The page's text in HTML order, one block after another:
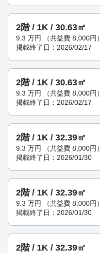
2階 / 1K / 30.63㎡
9.3 万円 （共益費 8,000円）
掲載終了日：2026/02/17
2階 / 1K / 30.63㎡
9.3 万円 （共益費 8,000円）
掲載終了日：2026/02/17
2階 / 1K / 32.39㎡
9.3 万円 （共益費 8,000円）
掲載終了日：2026/01/30
2階 / 1K / 32.39㎡
9.3 万円 （共益費 8,000円）
掲載終了日：2026/01/30
2階 / 1K / 32.39㎡